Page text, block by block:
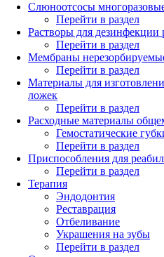
Слюноотсосы
Перейти в раздел
Растворы для дезинфекции
Перейти в раздел
Мембраны
Перейти в раздел
Материалы для
ложек
Перейти в раздел
Расходные материалы
Гемостатические
Перейти в раздел
Приспособления для
Перейти в раздел
Терапия
Эндодонтия
Реставрация
Отбеливание
Украшения на зубы
Перейти в раздел